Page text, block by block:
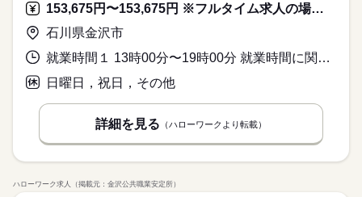
153,675円〜153,675円 ※フルタイム求人の場合は月額（換算額）、パート求人の場合は時間額を表示しています。
石川県金沢市
就業時間１ 13時00分〜19時00分 就業時間に関する特記事項 ただし、小学校の夏休み、冬休み、春休み期間はシフト制となり、
日曜日，祝日，その他
詳細を見る （ハローワークより転載）
ハローワーク求人（掲載元：金沢公共職業安定所）